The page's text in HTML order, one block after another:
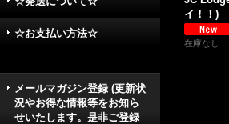
☆お支払い方法☆
メールマガジン登録 (更新状
況やお得な情報等をお知ら
せいたします。是非ご登録
イ！！)
在庫なし